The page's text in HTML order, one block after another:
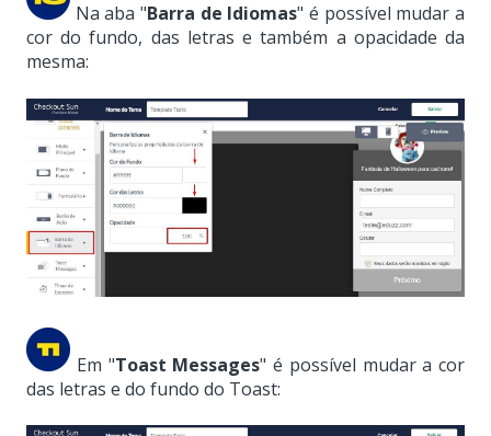
Na aba "Barra de Idiomas" é possível mudar a
cor do fundo, das letras e também a opacidade da
mesma:
Em "Toast Messages" é possível mudar a cor
das letras e do fundo do Toast: